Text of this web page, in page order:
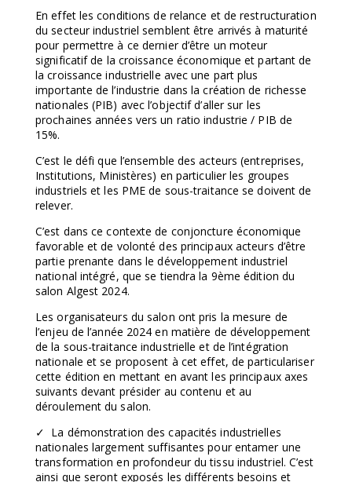
En effet les conditions de relance et de restructuration
du secteur industriel semblent être arrivés à maturité
pour permettre à ce dernier d’être un moteur
significatif de la croissance économique et partant de
la croissance industrielle avec une part plus
importante de l’industrie dans la création de richesse
nationales (PIB) avec l’objectif d’aller sur les
prochaines années vers un ratio industrie / PIB de
15%.
C’est le défi que l’ensemble des acteurs (entreprises,
Institutions, Ministères) en particulier les groupes
industriels et les PME de sous-traitance se doivent de
relever.
C’est dans ce contexte de conjoncture économique
favorable et de volonté des principaux acteurs d’être
partie prenante dans le développement industriel
national intégré, que se tiendra la 9ème édition du
salon Algest 2024.
Les organisateurs du salon ont pris la mesure de
l’enjeu de l’année 2024 en matière de développement
de la sous-traitance industrielle et de l’intégration
nationale et se proposent à cet effet, de particulariser
cette édition en mettant en avant les principaux axes
suivants devant présider au contenu et au
déroulement du salon.
✓ La démonstration des capacités industrielles
nationales largement suffisantes pour entamer une
transformation en profondeur du tissu industriel. C’est
ainsi que seront exposés les différents besoins et